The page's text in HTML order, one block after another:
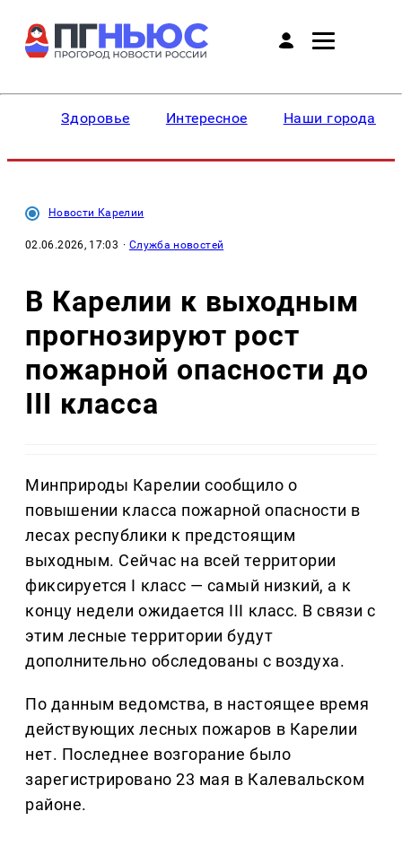
Здоровье Интересное Наши города
Новости Карелии
02.06.2026, 17:03 · Служба новостей
В Карелии к выходным
прогнозируют рост
пожарной опасности до
III класса
Минприроды Карелии сообщило о
повышении класса пожарной опасности в
лесах республики к предстоящим
выходным. Сейчас на всей территории
фиксируется I класс — самый низкий, а к
концу недели ожидается III класс. В связи с
этим лесные территории будут
дополнительно обследованы с воздуха.
По данным ведомства, в настоящее время
действующих лесных пожаров в Карелии
нет. Последнее возгорание было
зарегистрировано 23 мая в Калевальском
районе.